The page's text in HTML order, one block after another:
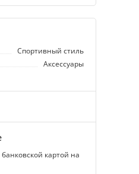
Спортивный стиль
Аксессуары
картой на